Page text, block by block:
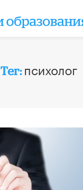
Тег: психолог